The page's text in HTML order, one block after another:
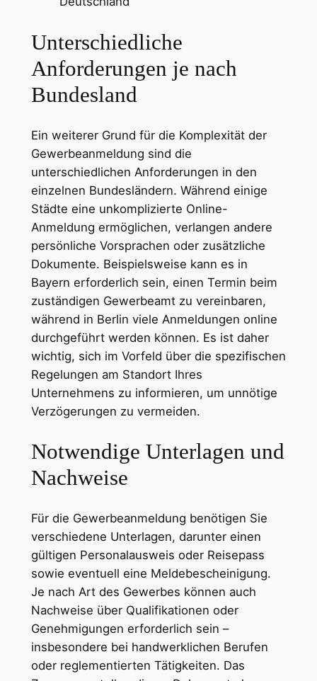
Unterschiedliche
Anforderungen je nach
Bundesland
Ein weiterer Grund für die Komplexität der
Gewerbeanmeldung sind die
unterschiedlichen Anforderungen in den
einzelnen Bundesländern. Während einige
Städte eine unkomplizierte Online-
Anmeldung ermöglichen, verlangen andere
persönliche Vorsprachen oder zusätzliche
Dokumente. Beispielsweise kann es in
Bayern erforderlich sein, einen Termin beim
zuständigen Gewerbeamt zu vereinbaren,
während in Berlin viele Anmeldungen online
durchgeführt werden können. Es ist daher
wichtig, sich im Vorfeld über die spezifischen
Regelungen am Standort Ihres
Unternehmens zu informieren, um unnötige
Verzögerungen zu vermeiden.
Notwendige Unterlagen und
Nachweise
Für die Gewerbeanmeldung benötigen Sie
verschiedene Unterlagen, darunter einen
gültigen Personalausweis oder Reisepass
sowie eventuell eine Meldebescheinigung.
Je nach Art des Gewerbes können auch
Nachweise über Qualifikationen oder
Genehmigungen erforderlich sein –
insbesondere bei handwerklichen Berufen
oder reglementierten Tätigkeiten. Das